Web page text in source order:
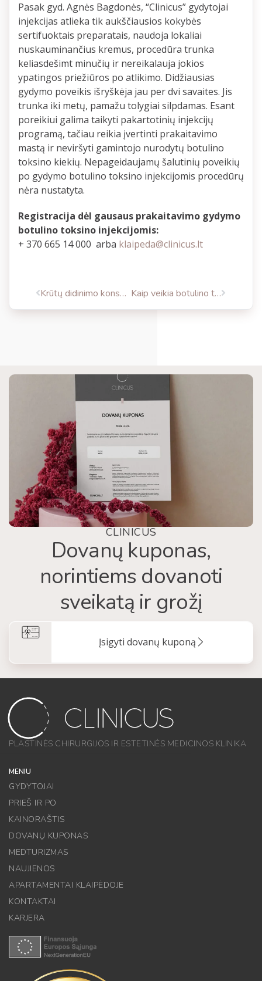
Pasak gyd. Agnės Bagdonės, “Clinicus” gydytojai
injekcijas atlieka tik aukščiausios kokybės
sertifuoktais preparatais, naudoja lokaliai
nuskauminančius kremus, procedūra trunka
keliasdešimt minučių ir nereikalauja jokios
ypatingos priežiūros po atlikimo. Didžiausias
gydymo poveikis išryškėja jau per dvi savaites. Jis
trunka iki metų, pamažu tolygiai silpdamas. Esant
poreikiui galima taikyti pakartotinių injekcijų
programą, tačiau reikia įvertinti prakaitavimo
mastą ir neviršyti gamintojo nurodytų botulino
toksino kiekių. Nepageidaujamų šalutinių poveikių
po gydymo botulino toksino injekcijomis procedūrų
nėra nustatyta.
Registracija dėl gausaus prakaitavimo gydymo
botulino toksino injekcijomis:
+ 370 665 14 000 arba klaipeda@clinicus.lt
Krūtų didinimo konsultacija el.paštu Kaip veikia botulino toksino injekcijos?
CLINICUS
Dovanų kuponas,
norintiems dovanoti
sveikatą ir grožį
Įsigyti dovanų kuponą
PLASTINĖS CHIRURGIJOS IR ESTETINĖS MEDICINOS KLINIKA
MENIU
GYDYTOJAI
PRIEŠ IR PO
KAINORAŠTIS
DOVANŲ KUPONAS
MEDTURIZMAS
NAUJIENOS
APARTAMENTAI KLAIPĖDOJE
KONTAKTAI
KARJERA